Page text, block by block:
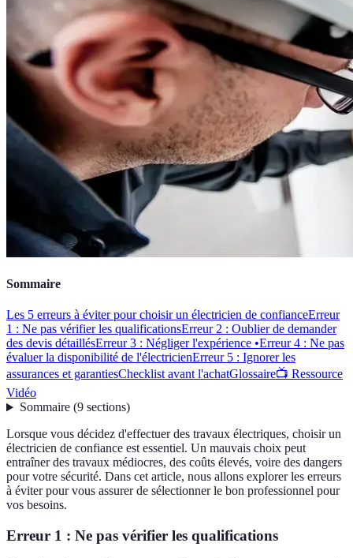
Sommaire
Les 5 erreurs à éviter pour choisir un électricien de confianceErreur
1 : Ne pas vérifier les qualificationsErreur 2 : Oublier de demander
des devis détaillésErreur 3 : Négliger l'expérience •Erreur 4 : Ne pas
évaluer la disponibilité de l'électricienErreur 5 : Ignorer les
assurances et garantiesChecklist avant l'achatGlossaire📺 Ressource
Vidéo
Sommaire(9 sections)
Lorsque vous décidez d'effectuer des travaux électriques, choisir un
électricien de confiance est essentiel. Un mauvais choix peut
entraîner des travaux médiocres, des coûts élevés, voire des dangers
pour votre sécurité. Dans cet article, nous allons explorer les erreurs
à éviter pour vous assurer de sélectionner le bon professionnel pour
vos besoins.
Erreur 1 : Ne pas vérifier les qualifications